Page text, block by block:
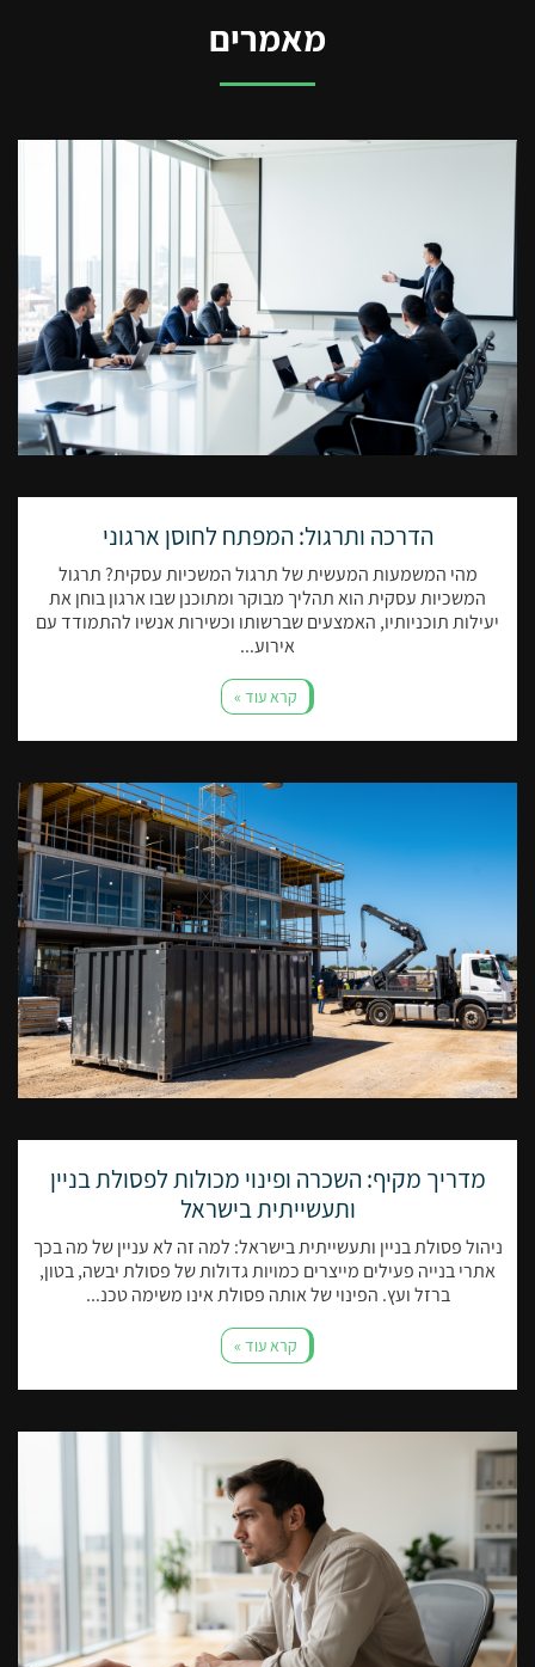
למה העסק שלך צריך ייעוץ עסקי?
יועצים יש מגוון רחב של מיומנויות וידע כי בעלי עסקים אולי לא. החינוך
והניסיון שלהם הפכו אותם מוכשרים להתמודד עם היבטים שונים של
ניהול עסק. במקרה שאתה נתקל בבעיה בעסק שלך, יועץ עסקי יכול
לעזור לך לפתור אותה.
הכלכלה של היום עושה את זה יותר קשה לשמור על קשר עם התחרות.
כתוצאה מכך, עסקים חייבים למצוא ללא הרף דרכים להבדיל את עצמם
ולהישאר תחרותיים. המשמעות היא הידוק הפעילות, הגדלת ההכנסות
והפחתת ההוצאות. בעוד ניהול עסק יכול להיות מכריע, יועצים עסקיים
יכולים לתת לך חוות דעת שנייה. הם יכולים להחיות את הפעילות של
החברה שלך על ידי ניתוח איך העסק שלך פועל, קביעת הסיבות, ומציע
דרכים לטפל בבעיות המונעות ממנו לגדול.
שכירת יועץ עסקי אינה זולה. יועצים עסקיים הם אנשי מקצוע ידועים
שגובים עמלות גבוהות כדי לעבוד על תוכנית עסקית. הם יכולים לעזור
לך באתגרים עסקיים שונים, החל מציות למחקר שוק ותכנון פיננסי. בעוד
יועצים לא יוכלו להתמודד עם כל המשימות האלה בתוך הבית,
המומחיות שלהם יהיה יקר. כאשר עובדים עם יועץ, אתה תמיד צריך
לשאול אם הם תשלום לפי שעה או על ידי הפרויקט.
מאמרים
הדרכה ותרגול: המפתח לחוסן ארגוני
מהי המשמעות המעשית של תרגול המשכיות עסקית? תרגול
המשכיות עסקית הוא תהליך מבוקר ומתוכנן שבו ארגון בוחן את
יעילות תוכניותיו, האמצעים שברשותו וכשירות אנשיו להתמודד עם
אירוע...
קרא עוד »
מדריך מקיף: השכרה ופינוי מכולות לפסולת בניין
ותעשייתית בישראל
ניהול פסולת בניין ותעשייתית בישראל: למה זה לא עניין של מה בכך
אתרי בנייה פעילים מייצרים כמויות גדולות של פסולת יבשה, בטון,
ברזל ועץ. הפינוי של אותה פסולת אינו משימה טכנ...
קרא עוד »